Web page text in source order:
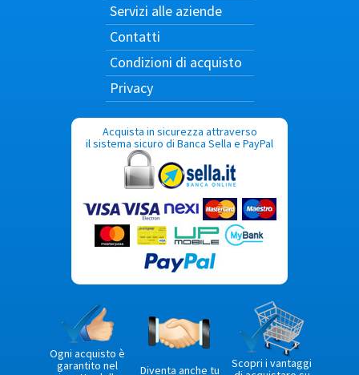
Servizi alle aziende
Contatti
Condizioni di acquisto
Privacy
Acquista in sicurezza attraverso
il sistema sicuro di Banca Sella e PayPal
Ogni acquisto è
garantito nel
Diventa anche tu
Scopri i vantaggi